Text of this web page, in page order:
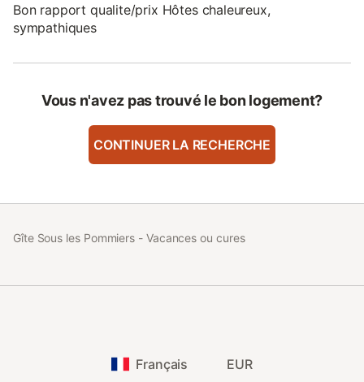
Bon rapport qualite/prix Hôtes chaleureux,
sympathiques
Vous n'avez pas trouvé le bon logement?
CONTINUER LA RECHERCHE
Gîte Sous les Pommiers - Vacances ou cures
Français EUR